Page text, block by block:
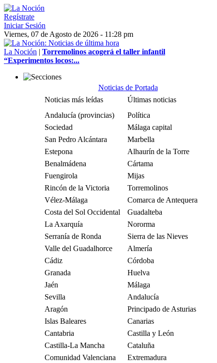
Regístrate
Iniciar Sesión
Viernes, 07 de Agosto de 2026 - 11:28 pm
La Noción | Torremolinos acogerá el taller infantil
“Experimentos locos:...
Noticias de Portada
Noticias más leídas
Últimas noticias
Andalucía (provincias)
Política
Sociedad
Málaga capital
San Pedro Alcántara
Marbella
Estepona
Alhaurín de la Torre
Benalmádena
Cártama
Fuengirola
Mijas
Rincón de la Victoria
Torremolinos
Vélez-Málaga
Comarca de Antequera
Costa del Sol Occidental
Guadalteba
La Axarquía
Nororma
Serranía de Ronda
Sierra de las Nieves
Valle del Guadalhorce
Almería
Cádiz
Córdoba
Granada
Huelva
Jaén
Málaga
Sevilla
Andalucía
Aragón
Principado de Asturias
Islas Baleares
Canarias
Cantabria
Castilla y León
Castilla-La Mancha
Cataluña
Comunidad Valenciana
Extremadura